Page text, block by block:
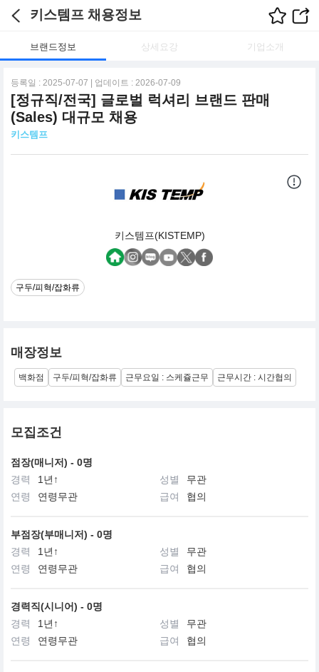
키스템프 채용정보
브랜드정보 상세요강 기업소개
등록일 : 2025-07-07 | 업데이트 : 2026-07-09
[정규직/전국] 글로벌 럭셔리 브랜드 판매
(Sales) 대규모 채용
키스템프
키스템프(KISTEMP)
구두/피혁/잡화류
매장정보
백화점 구두/피혁/잡화류 근무요일 : 스케쥴근무 근무시간 : 시간협의
모집조건
점장(매니저) - 0명
경력
1년↑ 성별
무관
연령
연령무관 급여 협의
부점장(부매니저) - 0명
경력
1년↑ 성별
무관
연령
연령무관 급여 협의
경력직(시니어) - 0명
경력
1년↑ 성별
무관
연령
연령무관 급여 협의